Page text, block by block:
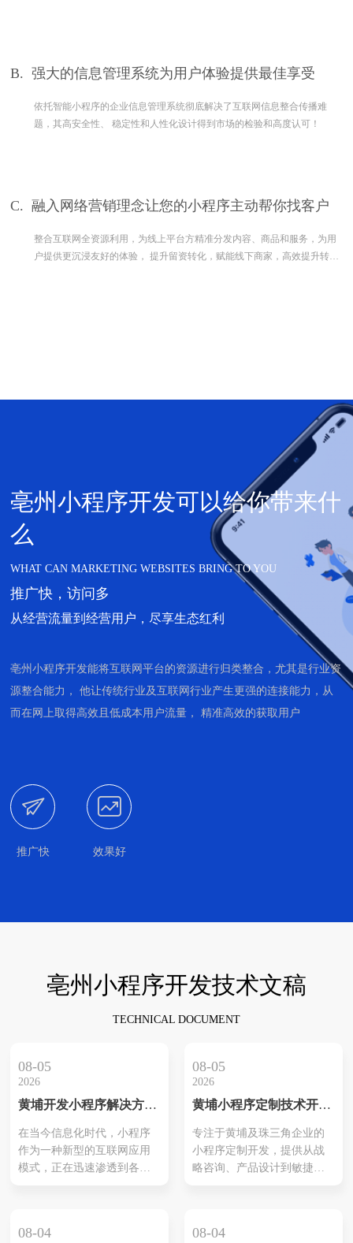
B. 强大的信息管理系统为用户体验提供最佳享受
依托智能小程序的企业信息管理系统彻底解决了互联网信息整合传播难
题，其高安全性、 稳定性和人性化设计得到市场的检验和高度认可！
C. 融入网络营销理念让您的小程序主动帮你找客户
整合互联网全资源利用，为线上平台方精准分发内容、商品和服务，为用
户提供更沉浸友好的体验， 提升留资转化，赋能线下商家，高效提升转
亳州小程序开发可以给你带来什
么
WHAT CAN MARKETING WEBSITES BRING TO YOU
推广快，访问多
从经营流量到经营用户，尽享生态红利
亳州小程序开发能将互联网平台的资源进行归类整合，尤其是行业资
源整合能力， 他让传统行业及互联网行业产生更强的连接能力，从
而在网上取得高效且低成本用户流量， 精准高效的获取用户

推广快

效果好
亳州小程序开发技术文稿
TECHNICAL DOCUMENT
08-05
2026
黄埔开发小程序解决方
来
在当今信息化时代，小程序
作为一种新型的互联网应用
模式，正在迅速渗透到各行
更是提升市场竞争力的有效
08-05
2026
黄埔小程序定制技术开发
化技术伙伴
专注于黄埔及珠三角企业的
小程序定制开发，提供从战
略咨询、产品设计到敏捷开
08-04 08-04